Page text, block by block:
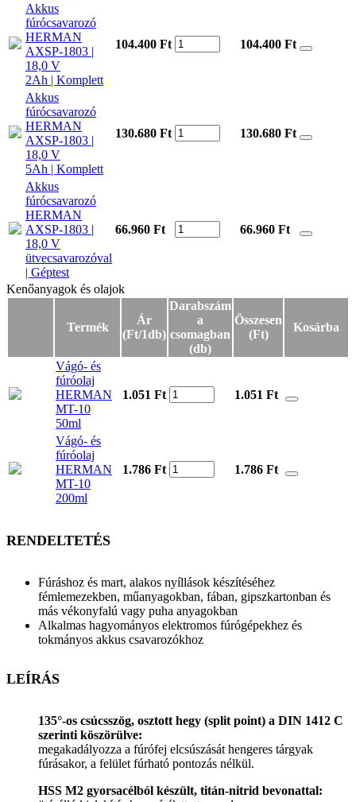
Akkus
fúrócsavarozó
HERMAN
AXSP-1803 |
18,0 V
2Ah | Komplett
104.400 Ft 104.400 Ft
Akkus
fúrócsavarozó
HERMAN
AXSP-1803 |
18,0 V
5Ah | Komplett
130.680 Ft 130.680 Ft
Akkus
fúrócsavarozó
HERMAN
AXSP-1803 |
18,0 V
ütvecsavarozóval
| Géptest
66.960 Ft 66.960 Ft
Kenőanyagok és olajok
Kenőanyagok és olajok
Termék
Ár
(Ft/1db)
Darabszám
a
csomagban
(db)
Összesen
(Ft)
Kosárba
Vágó- és
fúróolaj
HERMAN
MT-10
50ml
1.051 Ft 1.051 Ft
Vágó- és
fúróolaj
HERMAN
MT-10
200ml
1.786 Ft 1.786 Ft
RENDELTETÉS
Fúráshoz és mart, alakos nyíllások készítéséhez
fémlemezekben, műanyagokban, fában, gipszkartonban és
más vékonyfalú vagy puha anyagokban
Alkalmas hagyományos elektromos fúrógépekhez és
tokmányos akkus csavarozókhoz
LEÍRÁS
135°-os csúcsszög, osztott hegy (split point) a DIN 1412 C
szerinti köszörülve:
megakadályozza a fúrófej elcsúszását hengeres tárgyak
fúrásakor, a felület fúrható pontozás nélkül.
HSS M2 gyorsacélból készült, titán-nitrid bevonattal: